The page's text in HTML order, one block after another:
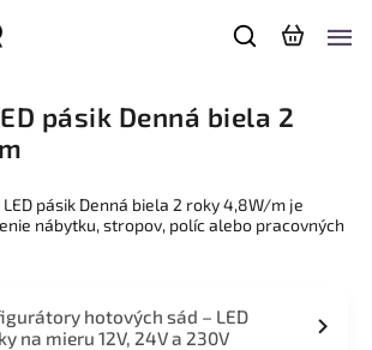
pásik Denná biela 2
pásik Denná biela 2 roky 4,8W/m je
nábytku, stropov, políc alebo pracovných
hotových sád – LED
na mieru 12V, 24V a 230V